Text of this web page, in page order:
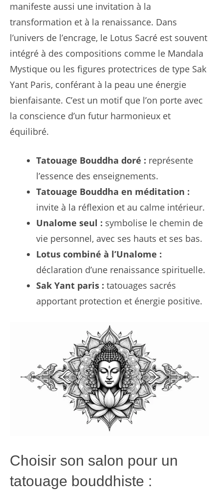
manifeste aussi une invitation à la
transformation et à la renaissance. Dans
l’univers de l’encrage, le Lotus Sacré est souvent
intégré à des compositions comme le Mandala
Mystique ou les figures protectrices de type Sak
Yant Paris, conférant à la peau une énergie
bienfaisante. C’est un motif que l’on porte avec
la conscience d’un futur harmonieux et
équilibré.
Tatouage Bouddha doré : représente
l’essence des enseignements.
Tatouage Bouddha en méditation :
invite à la réflexion et au calme intérieur.
Unalome seul : symbolise le chemin de
vie personnel, avec ses hauts et ses bas.
Lotus combiné à l’Unalome :
déclaration d’une renaissance spirituelle.
Sak Yant paris : tatouages sacrés
apportant protection et énergie positive.
Choisir son salon pour un
tatouage bouddhiste :